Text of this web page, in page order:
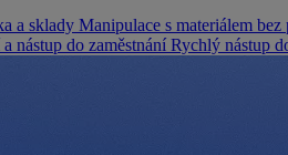
a sklady Manipulace s materiálem
nástup do zaměstnání Rychlý nástup